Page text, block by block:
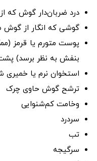
درد ضربان‌دار گوش که
گوشی که انگار از گوش
پوست متورم یا قرمز
بنفش به نظر برسد)
استخوان نرم یا
ترشح گوش حاوی چرک
وخامت کم‌شنوایی
سردرد
تب
سرگیجه